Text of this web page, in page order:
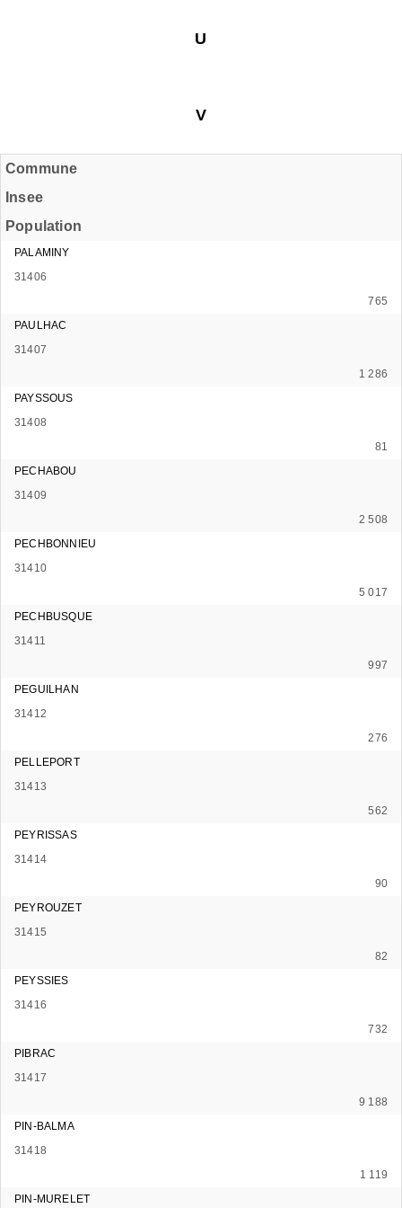
U
V
Commune
Insee
Population
PALAMINY
31406
765
PAULHAC
31407
1 286
PAYSSOUS
31408
81
PECHABOU
31409
2 508
PECHBONNIEU
31410
5 017
PECHBUSQUE
31411
997
PEGUILHAN
31412
276
PELLEPORT
31413
562
PEYRISSAS
31414
90
PEYROUZET
31415
82
PEYSSIES
31416
732
PIBRAC
31417
9 188
PIN-BALMA
31418
1 119
PIN-MURELET